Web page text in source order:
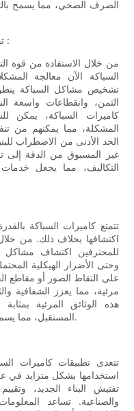
الصرف الصحي، مما يسمح
تحسين الكفاءة والفعالية من حيث التكلفة :
من خلال الاستفادة من قوة
السباكة الآن معالجة
تشخيص مشاكل السباكة
الثمن، وانقطاعات واسعة
كاميرات السباكة، يمكن
المشكلة، مما يمكنهم من
الحد الأدنى من الاضطراب
غير المسبوق من الدقة
التكاليف، مما يجعل
تتمتع كاميرات السباكة
اكتشافها بخلاف ذلك. من
للمحترفين اكتشاف مشاكل
وحتى الأضرار الهيكلية
على التقاط الصور أو مقاطع
مرئية، مما يعزز الشفافية
هذه الوثائق المرئية
المستقبل، مما يسمح بمراقبة وتقييم وصيانة وقائية أكثر دقة.
تتعدى تطبيقات كاميرات
استخدامها بشكل متزايد في
تفتيش البناء الجديد،
والصناعية. تساعد